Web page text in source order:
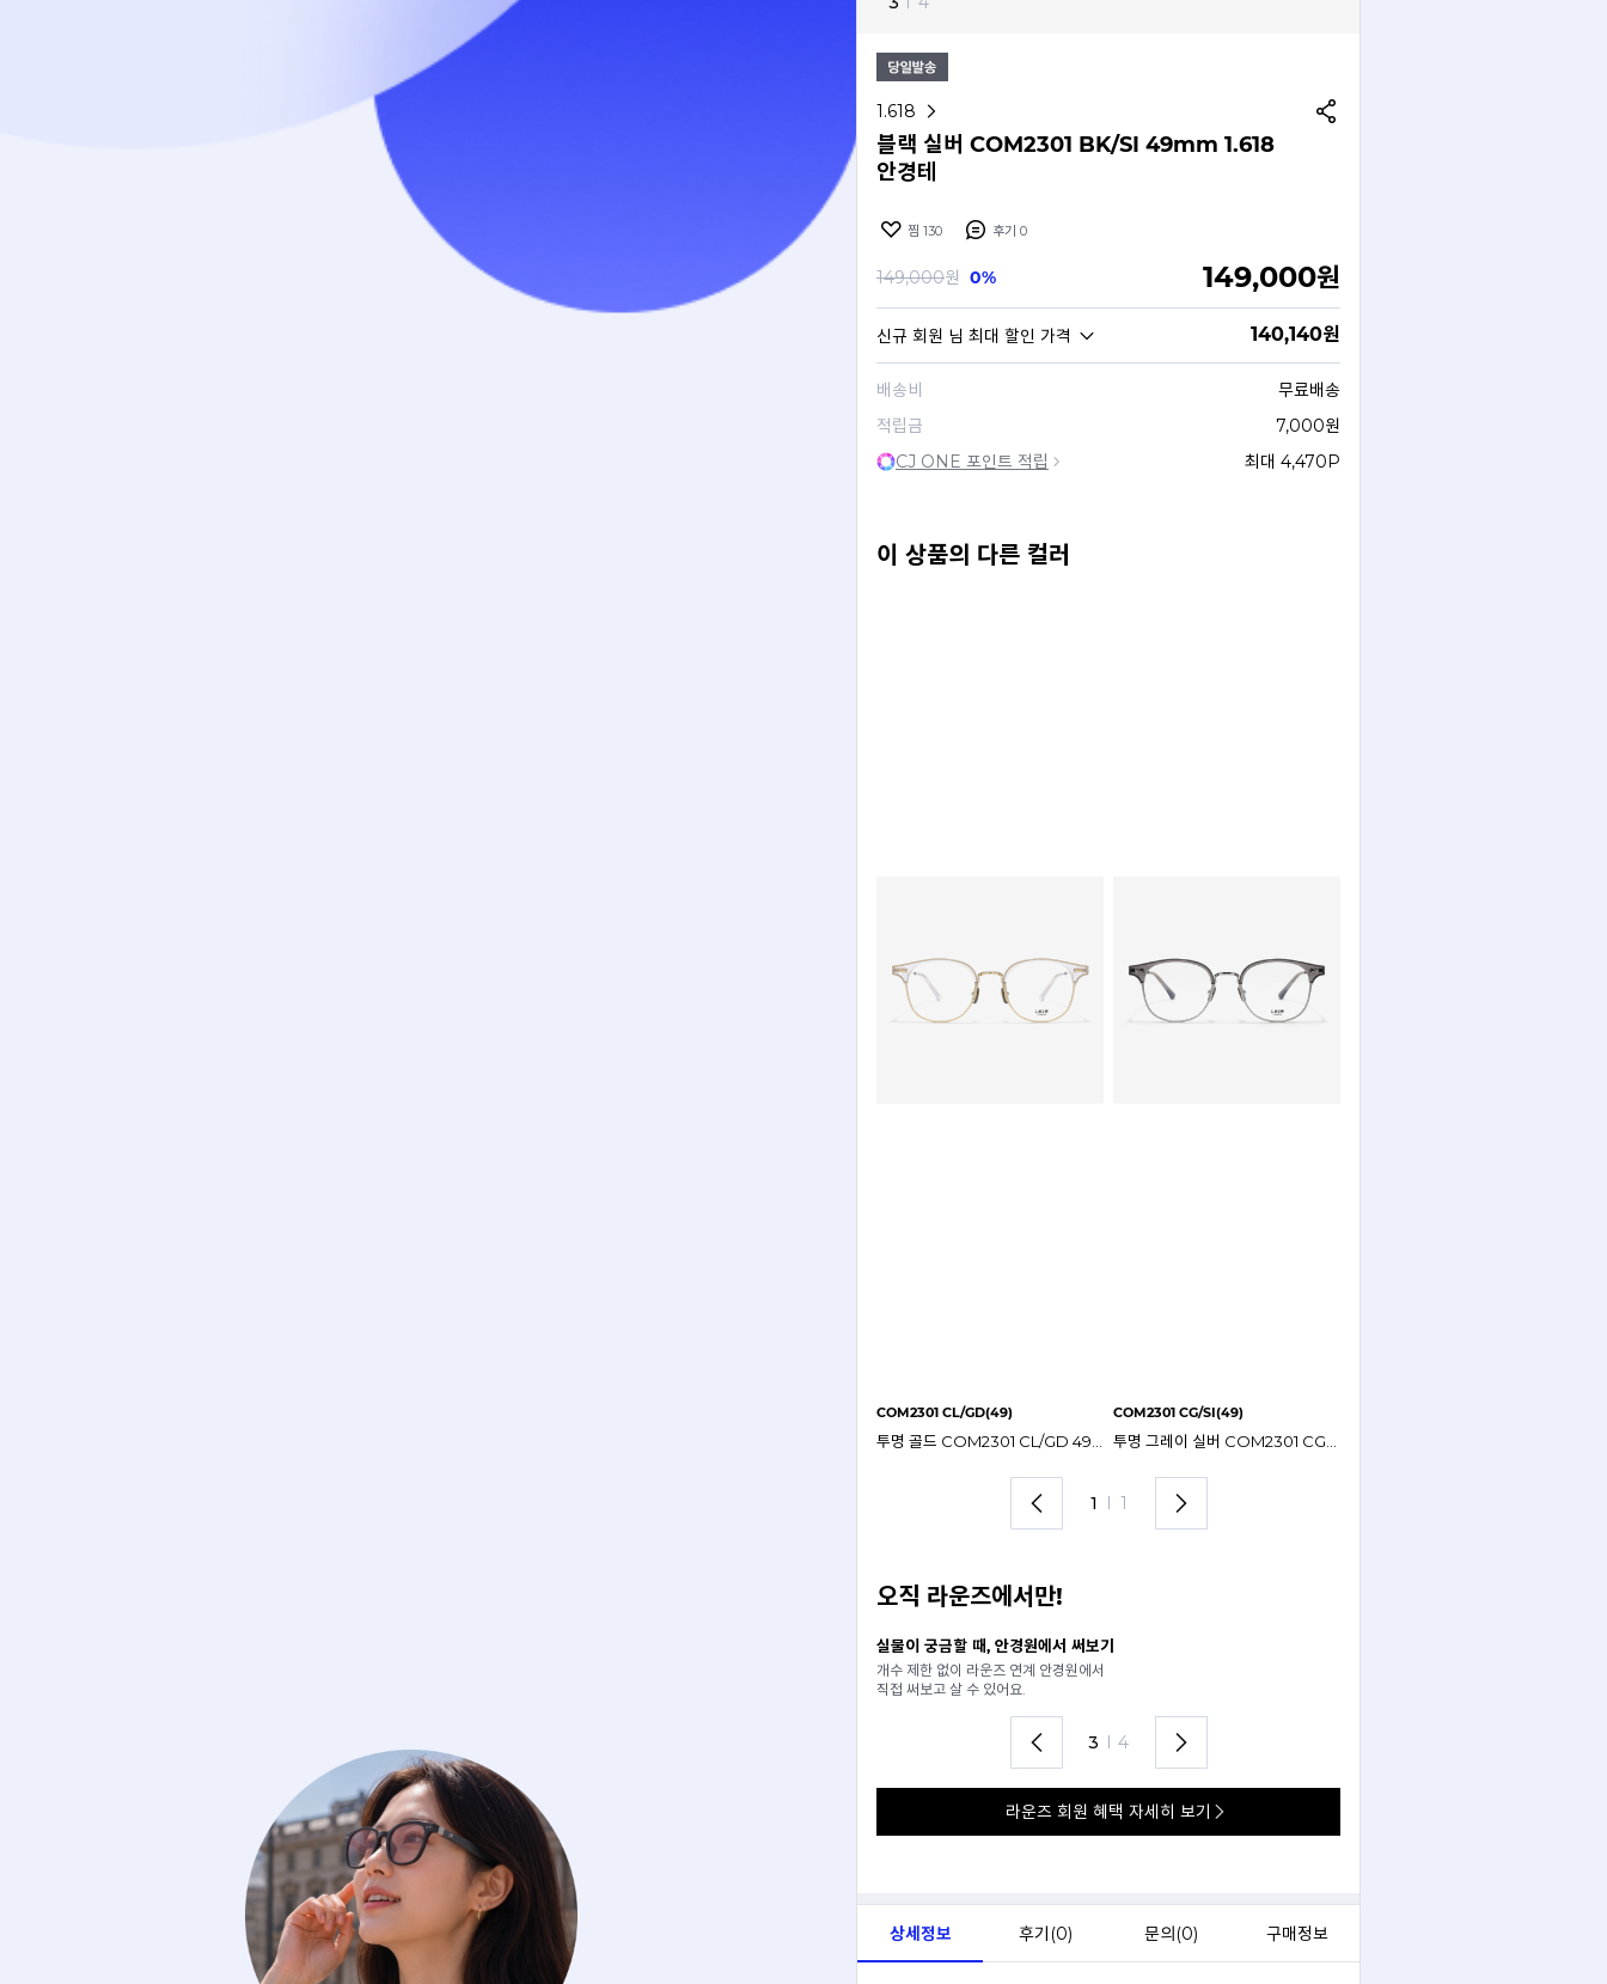
1.618
블랙 실버 COM2301 BK/SI 49mm 1.618
안경테
찜 130 후기 0
149,000원 0% 149,000원
신규 회원 님 최대 할인 가격 140,140원
배송비
무료배송
적립금
7,000원
CJ ONE 포인트 적립
최대 4,470P
이 상품의 다른 컬러
COM2301 CL/GD(49) COM2301 CG/SI(49)
1 I 1
오직 라운즈에서만!
실물이 궁금할 때, 안경원에서 써보기
개수 제한 없이 라운즈 연계 안경원에서
직접 써보고 살 수 있어요.
3 I 4
라운즈 회원 혜택 자세히 보기
상세정보 후기(0) 문의(0) 구매정보